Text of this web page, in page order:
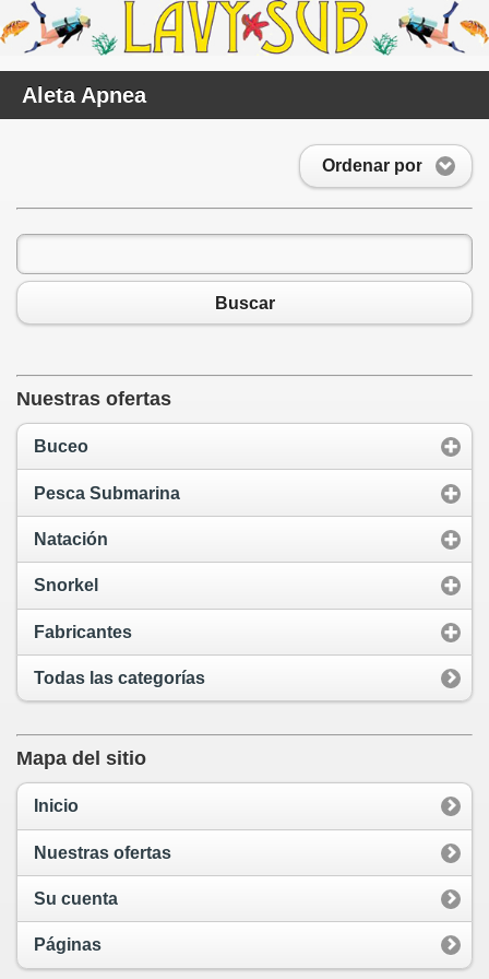
Aleta Apnea
Ordenar por
Buscar
Nuestras ofertas
Buceo
Pesca Submarina
Natación
Snorkel
Fabricantes
Todas las categorías
Mapa del sitio
Inicio
Nuestras ofertas
Su cuenta
Páginas